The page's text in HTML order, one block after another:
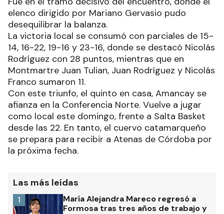
elenco dirigido por Mariano Gervasio pudo
desequilibrar la balanza.
La victoria local se consumó con parciales de 15-
14, 16-22, 19-16 y 23-16, donde se destacó Nicolás
Rodríguez con 28 puntos, mientras que en
Montmartre Juan Tulian, Juan Rodríguez y Nicolás
Franco sumaron 11.
Con este triunfo, el quinto en casa, Amancay se
afianza en la Conferencia Norte. Vuelve a jugar
como local este domingo, frente a Salta Basket
desde las 22. En tanto, el cuervo catamarqueño
se prepara para recibir a Atenas de Córdoba por
la próxima fecha.
Las más leídas
María Alejandra Mareco regresó a
Formosa tras tres años de trabajo y
1